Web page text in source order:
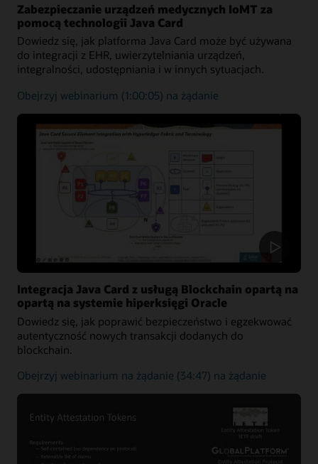
Zabezpieczanie urządzeń medycznych IoMT za
pomocą technologii Java Card
Dowiedz się, jak platforma Java Card może być używana
do integracji z EHR, uwierzytelniania urządzeń,
integralności, udostępniania i w innych sytuacjach.
Obejrzyj webinarium Wykorzystanie
Java
Card
rozwiązań
medycznych
(1:00:05) na żądanie
Integracja Java Card z usługą Blockchain opartą na
opartą na systemie hiperksięgi Oracle
Dowiedz się, jak poprawić bezpieczeństwo i egzekwować
autentyczność nowych transakcji dodanych do
blockchain.
Obejrzyj webinarium na żądanie Jak
egzekwować
autentyczność
(34:47) na żądanie